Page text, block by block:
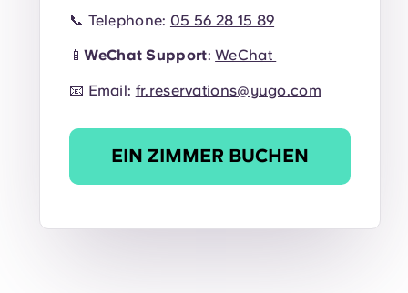
📞 Telephone: 05 56 28 15 89
📱WeChat Support:WeChat
📧 Email: fr.reservations@yugo.com
EIN ZIMMER BUCHEN